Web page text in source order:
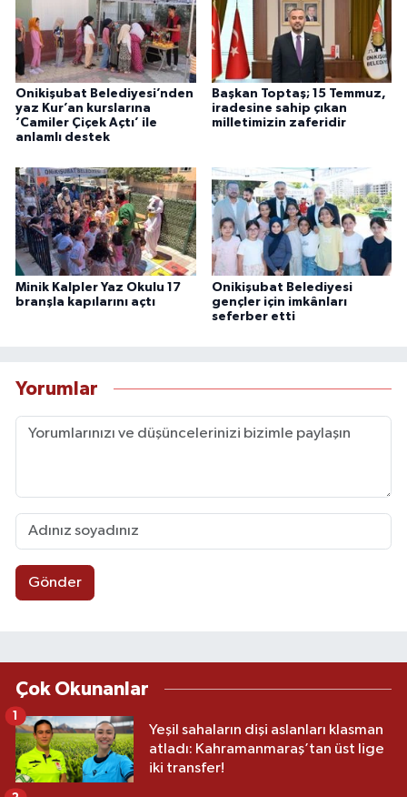
Onikişubat Belediyesi’nden
yaz Kur’an kurslarına
‘Camiler Çiçek Açtı’ ile
anlamlı destek
Başkan Toptaş; 15 Temmuz,
iradesine sahip çıkan
milletimizin zaferidir
Minik Kalpler Yaz Okulu 17
branşla kapılarını açtı
Onikişubat Belediyesi
gençler için imkânları
seferber etti
Yorumlar
Gönder
Çok Okunanlar
Yeşil sahaların dişi aslanları klasman
atladı: Kahramanmaraş’tan üst lige
iki transfer!
1